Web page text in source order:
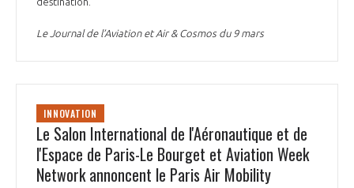
Le Journal de l’Aviation et Air & Cosmos du 9 mars
INNOVATION
Le Salon International de l'Aéronautique et de
l'Espace de Paris-Le Bourget et Aviation Week
Network annoncent le Paris Air Mobility